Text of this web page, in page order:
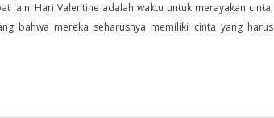
lain. Hari Valentine adalah waktu untuk merayakan cinta,
bahwa mereka seharusnya memiliki cinta yang harus